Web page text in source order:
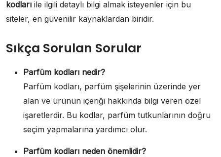
kodları ile ilgili detaylı bilgi almak isteyenler için bu
siteler, en güvenilir kaynaklardan biridir.
Sıkça Sorulan Sorular
Parfüm kodları nedir?
Parfüm kodları, parfüm şişelerinin üzerinde yer
alan ve ürünün içeriği hakkında bilgi veren özel
işaretlerdir. Bu kodlar, parfüm tutkunlarının doğru
seçim yapmalarına yardımcı olur.
Parfüm kodları neden önemlidir?